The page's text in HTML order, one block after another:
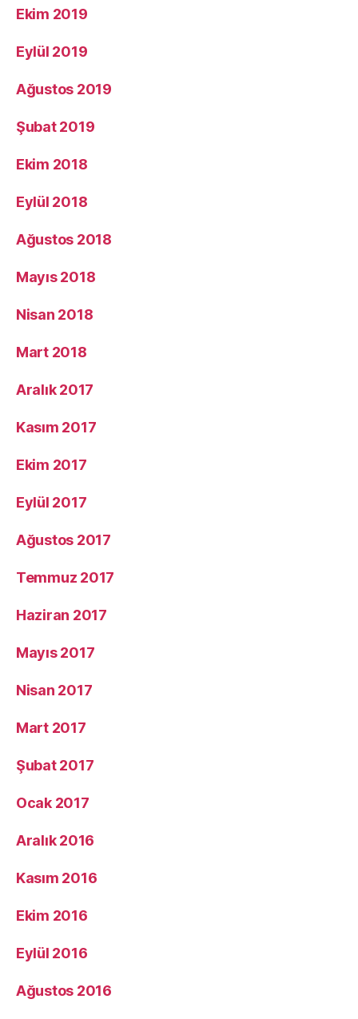
Ekim 2019
Eylül 2019
Ağustos 2019
Şubat 2019
Ekim 2018
Eylül 2018
Ağustos 2018
Mayıs 2018
Nisan 2018
Mart 2018
Aralık 2017
Kasım 2017
Ekim 2017
Eylül 2017
Ağustos 2017
Temmuz 2017
Haziran 2017
Mayıs 2017
Nisan 2017
Mart 2017
Şubat 2017
Ocak 2017
Aralık 2016
Kasım 2016
Ekim 2016
Eylül 2016
Ağustos 2016